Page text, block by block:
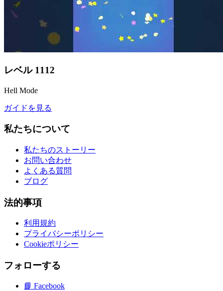
レベル 1112
Hell Mode
ガイドを見る
私たちについて
私たちのストーリー
お問い合わせ
よくある質問
ブログ
法的事項
利用規約
プライバシーポリシー
Cookieポリシー
フォローする
📘 Facebook